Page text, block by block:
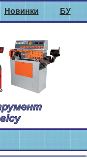
Новинки БУ